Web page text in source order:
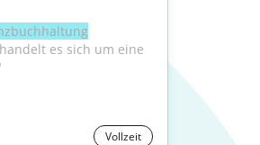
es sich um eine
Vollzeit